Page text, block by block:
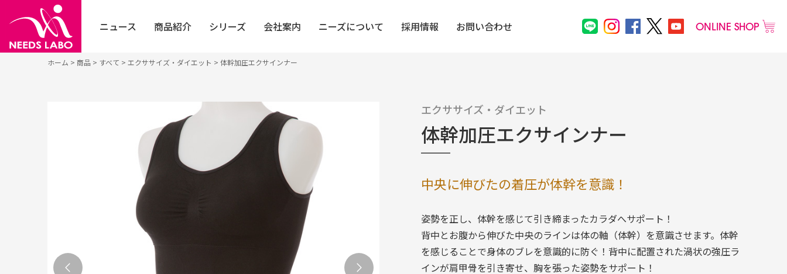
ニュース 商品紹介
エクササイズ・ダイエット フットケア・靴・履物
UV・COOL
あったか・冬物
その他
シリーズ 会社案内 ニーズについて 採用情報 お問い合わせ
法人の方はこちら
ONLINE SHOP
ホーム > 商品> すべて > エクササイズ・ダイエット > 体幹加圧エクサインナー
エクササイズ・ダイエット
体幹加圧エクサインナー
中央に伸びたの着圧が体幹を意識！
姿勢を正し、体幹を感じて引き締まったカラダへサポート！
背中とお腹から伸びた中央のラインは体の軸（体幹）を意識させます。体幹
を感じることで身体のブレを意識的に防ぐ！背中に配置された渦状の強圧ラ
インが肩甲骨を引き寄せ、胸を張った姿勢をサポート！